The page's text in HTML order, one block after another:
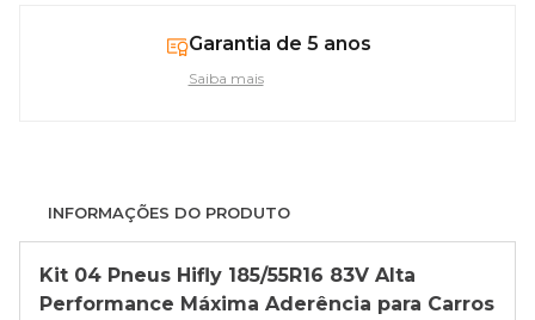
Garantia de 5 anos
Saiba mais
INFORMAÇÕES DO PRODUTO
Kit 04 Pneus Hifly 185/55R16 83V Alta
Performance Máxima Aderência para Carros